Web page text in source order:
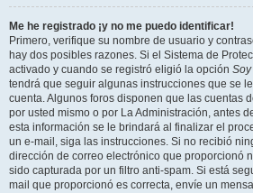
Me he registrado ¡y no me puedo identificar!
Primero, verifique su nombre de usuario y
hay dos posibles razones. Si el Sistema de
activado y cuando se registró eligió la opción
tendrá que seguir algunas instrucciones que se
cuenta. Algunos foros disponen que las cuentas
por usted mismo o por La Administración, antes
esta información se le brindará al finalizar el
un e-mail, siga las instrucciones. Si no recibió
dirección de correo electrónico que proporcionó
sido capturada por un filtro anti-spam. Si está
mail que proporcionó es correcta, envíe un